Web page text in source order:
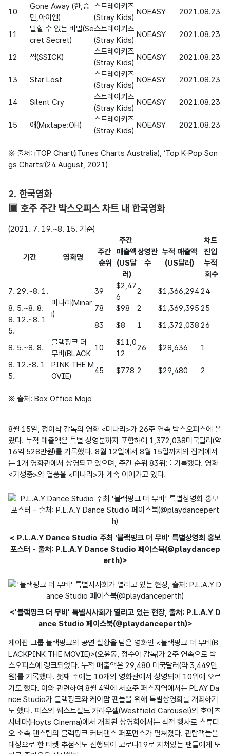
10
Gone Away (한,승
민,아이엔)
스트레이키즈
(Stray Kids)
NOEASY 2021.08.23
11
말할 수 없는 비밀(Se
cret Secret)
스트레이키즈
(Stray Kids)
NOEASY 2021.08.23
12 씩(SSICK)
스트레이키즈
(Stray Kids)
NOEASY 2021.08.23
13 Star Lost
스트레이키즈
(Stray Kids)
NOEASY 2021.08.23
14 Silent Cry
스트레이키즈
(Stray Kids)
NOEASY 2021.08.23
15 애(Mixtape:OH)
스트레이키즈
(Stray Kids)
NOEASY 2021.08.23
※ 출처: iTOP Chart(iTunes Charts Australia), ‘Top K-Pop Son
gs Charts’(24 August, 2021)
2. 한국영화
▣ 호주 주간 박스오피스 차트 내 한국영화
기간 영화명
주간
순위
주간
매출액
(US달
러)
상영관
수
누적 매출액
(US달러)
차트
진입
누적
회수
7. 29.~8. 1.
미나리(Minar
i)
39
$2,47
6
2 $1,366,29424
8. 5.~8. 8.
78 $98 2 $1,369,395 25
8. 12.~8. 1
5.
83 $8 1 $1,372,038 26
8. 5.~8. 8.
블랙핑크 더
무비(BLACK
PINK THE M
OVIE)
10
$11,0
12
26 $28,636
1
8. 12.-8. 1
5.
45 $778 2 $29,480 2
※ 출처: Box Office Mojo
8월 15일, 정이삭 감독의 영화 <미나리>가 26주 연속 박스오피스에 올
랐다. 누적 매출액은 특별 상영분까지 포함하여 1,372,038미국달러(약
16억 528만원)를 기록했다. 8월 12일에서 8월 15일까지의 집계에서
는 1개 영화관에서 상영되고 있으며, 주간 순위 83위를 기록했다. 영화
<기생충>의 열풍을 <미나리>가 계속 이어가고 있다.
< P.L.A.Y Dance Studio 주최 '블랙핑크 더 무비' 특별상영회 홍보
포스터 - 출처: P.L.A.Y Dance Studio 페이스북(@playdancep
erth)>
<'블랙핑크 더 무비' 특별시사회가 열리고 있는 현장, 출처: P.L.A.Y D
ance Studio 페이스북(@playdanceperth)>
케이팝 그룹 블랙핑크의 공연 실황을 담은 영화인 <블랙핑크 더 무비(B
LACKPINK THE MOVIE)>(오윤동, 정수이 감독)가 2주 연속으로 박
스오피스에 랭크되었다. 누적 매출액은 29,480 미국달러(약 3,449만
원)를 기록했다. 첫째 주에는 10개의 영화관에서 상영되어 10위에 오르
기도 했다. 이와 관련하여 8월 4일에 서호주 퍼스지역에서는 PLAY Da
nce Studio가 블랙핑크와 케이팝 팬들을 위해 특별상영회를 개최하기
도 했다. 퍼스의 웨스트필드 카라우셀(Westfield Carousel)의 호이츠
시네마(Hoyts Cinema)에서 개최된 상영회에서는 식전 행사로 스튜디
오 소속 댄스팀의 블랙핑크 커버댄스 퍼포먼스가 펼쳐졌다. 관람객들을
대상으로 한 티켓 추첨식도 진행되어 코로나19로 지쳐있는 팬들에게 또